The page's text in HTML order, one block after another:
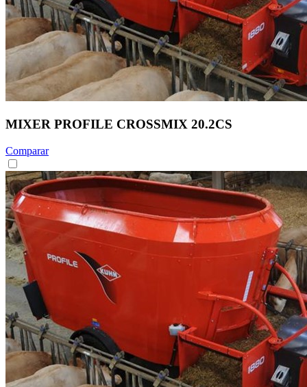
MIXER PROFILE CROSSMIX 20.2CS
Comparar